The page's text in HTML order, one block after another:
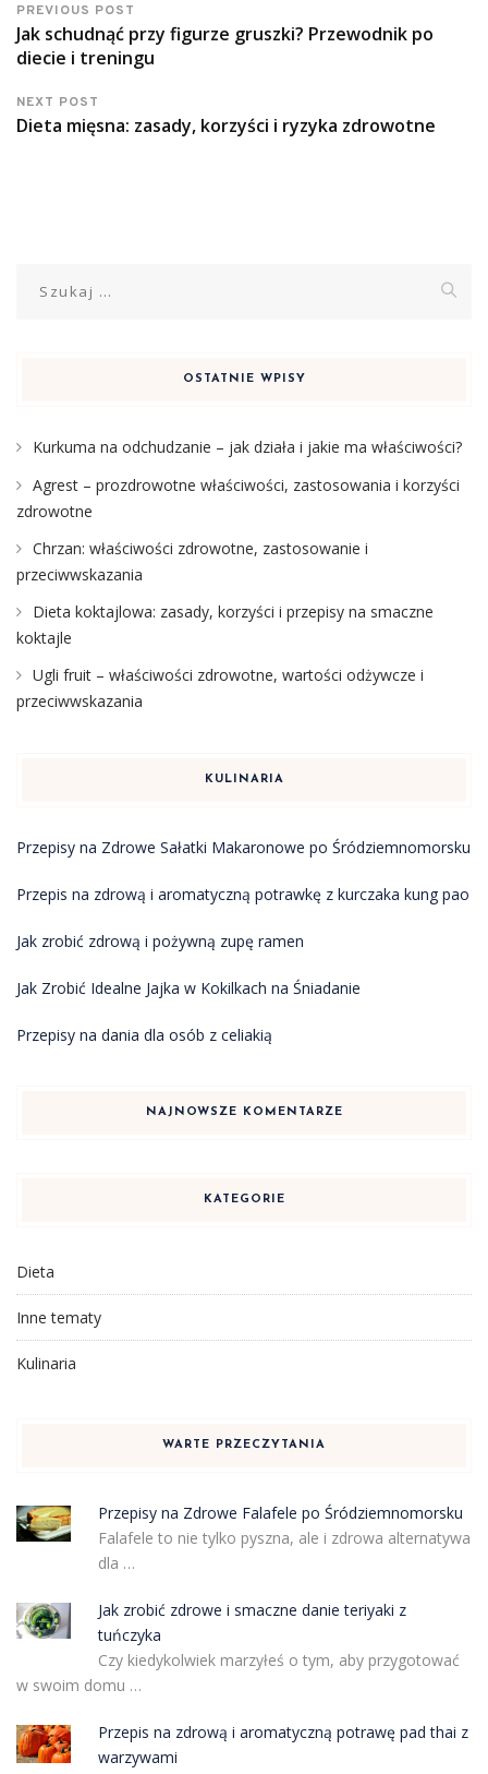
PREVIOUS POST
Jak schudnąć przy figurze gruszki? Przewodnik po
diecie i treningu
NEXT POST
Dieta mięsna: zasady, korzyści i ryzyka zdrowotne
OSTATNIE WPISY
Kurkuma na odchudzanie – jak działa i jakie ma właściwości?
Agrest – prozdrowotne właściwości, zastosowania i korzyści
zdrowotne
Chrzan: właściwości zdrowotne, zastosowanie i
przeciwwskazania
Dieta koktajlowa: zasady, korzyści i przepisy na smaczne
koktajle
Ugli fruit – właściwości zdrowotne, wartości odżywcze i
przeciwwskazania
KULINARIA
Przepisy na Zdrowe Sałatki Makaronowe po Śródziemnomorsku
Przepis na zdrową i aromatyczną potrawkę z kurczaka kung pao
Jak zrobić zdrową i pożywną zupę ramen
Jak Zrobić Idealne Jajka w Kokilkach na Śniadanie
Przepisy na dania dla osób z celiakią
NAJNOWSZE KOMENTARZE
KATEGORIE
Dieta
Inne tematy
Kulinaria
WARTE PRZECZYTANIA
Przepisy na Zdrowe Falafele po Śródziemnomorsku
Falafele to nie tylko pyszna, ale i zdrowa alternatywa
dla …
Jak zrobić zdrowe i smaczne danie teriyaki z
tuńczyka
Czy kiedykolwiek marzyłeś o tym, aby przygotować
w swoim domu …
Przepis na zdrową i aromatyczną potrawę pad thai z
warzywami